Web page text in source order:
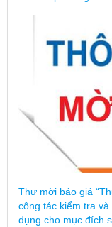
Thư mời báo giá
công tác kiểm tra
dụng cho mục đích